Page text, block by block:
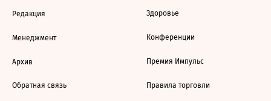
Редакция
Менеджмент
Архив
Обратная связь
Здоровье
Конференции
Премия Импульс
Правила торговли